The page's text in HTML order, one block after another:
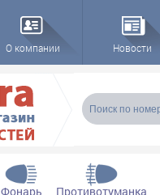
О компании Новости
Фонарь Противотуманка